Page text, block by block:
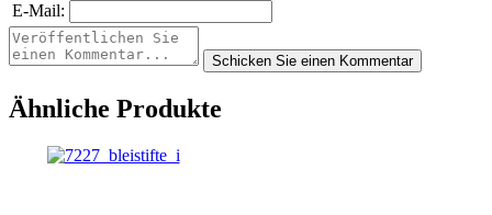
E-Mail:
Ähnliche Produkte